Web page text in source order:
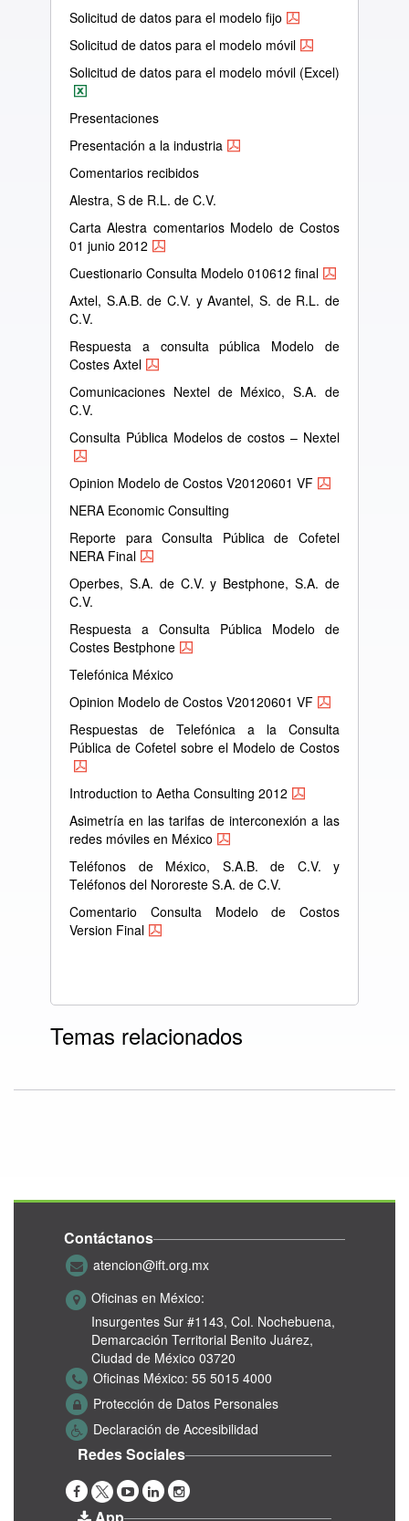
Solicitud de datos para el modelo fijo
Solicitud de datos para el modelo móvil
Solicitud de datos para el modelo móvil (Excel)
Presentaciones
Presentación a la industria
Comentarios recibidos
Alestra, S de R.L. de C.V.
Carta Alestra comentarios Modelo de Costos
01 junio 2012
Cuestionario Consulta Modelo 010612 final
Axtel, S.A.B. de C.V. y Avantel, S. de R.L. de
C.V.
Respuesta a consulta pública Modelo de
Costes Axtel
Comunicaciones Nextel de México, S.A. de
C.V.
Consulta Pública Modelos de costos – Nextel
Opinion Modelo de Costos V20120601 VF
NERA Economic Consulting
Reporte para Consulta Pública de Cofetel
NERA Final
Operbes, S.A. de C.V. y Bestphone, S.A. de
C.V.
Respuesta a Consulta Pública Modelo de
Costes Bestphone
Telefónica México
Opinion Modelo de Costos V20120601 VF
Respuestas de Telefónica a la Consulta
Pública de Cofetel sobre el Modelo de Costos
Introduction to Aetha Consulting 2012
Asimetría en las tarifas de interconexión a las
redes móviles en México
Teléfonos de México, S.A.B. de C.V. y
Teléfonos del Nororeste S.A. de C.V.
Comentario Consulta Modelo de Costos
Version Final
Temas relacionados
Contáctanos
atencion@ift.org.mx
Oficinas en México:
Insurgentes Sur #1143, Col. Nochebuena,
Demarcación Territorial Benito Juárez,
Ciudad de México 03720
Oficinas México: 55 5015 4000
Protección de Datos Personales
Declaración de Accesibilidad
Redes Sociales